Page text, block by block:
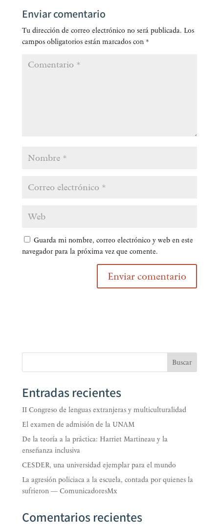
Enviar comentario
Tu dirección de correo electrónico no será publicada. Los
campos obligatorios están marcados con *
Guarda mi nombre, correo electrónico y web en este
navegador para la próxima vez que comente.
Buscar
Entradas recientes
II Congreso de lenguas extranjeras y multiculturalidad
El examen de admisión de la UNAM
De la teoría a la práctica: Harriet Martineau y la
enseñanza inclusiva
CESDER, una universidad ejemplar para el mundo
La agresión policiaca a la escuela, contada por quienes la
sufrieron — ComunicadoresMx
Comentarios recientes